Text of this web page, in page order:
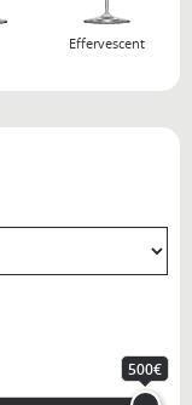
Effervescent
500€